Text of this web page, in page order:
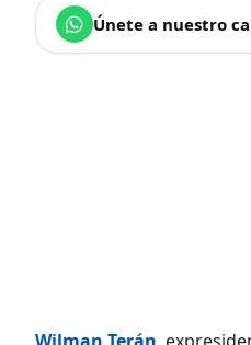
Únete a nuestro